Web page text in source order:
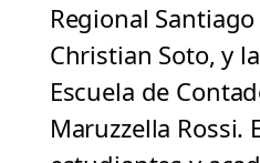
Regional
Christian Soto, y
Escuela de
Maruzzella Rossi.